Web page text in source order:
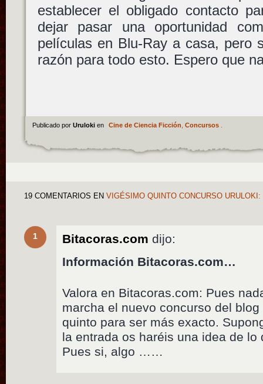
establecer el obligado contacto
dejar pasar una oportunidad
películas en Blu-Ray a casa, pero
razón para todo esto. Espero que
Publicado por Uruloki en Cine de Ciencia Ficción Concursos.
19 COMENTARIOS EN VIGÉSIMO QUINTO CONCURSO
1 Bitacoras.com dijo:
Información Bitacoras.com…
Valora en Bitacoras.com: Pues
marcha el nuevo concurso del
quinto para ser más exacto.
la entrada os haréis una idea de lo
Pues si, algo ……